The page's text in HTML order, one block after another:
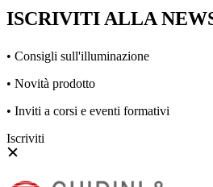
ISCRIVITI ALLA
• Consigli sull'illuminazione
• Novità prodotto
• Inviti a corsi e eventi formativi
Iscriviti